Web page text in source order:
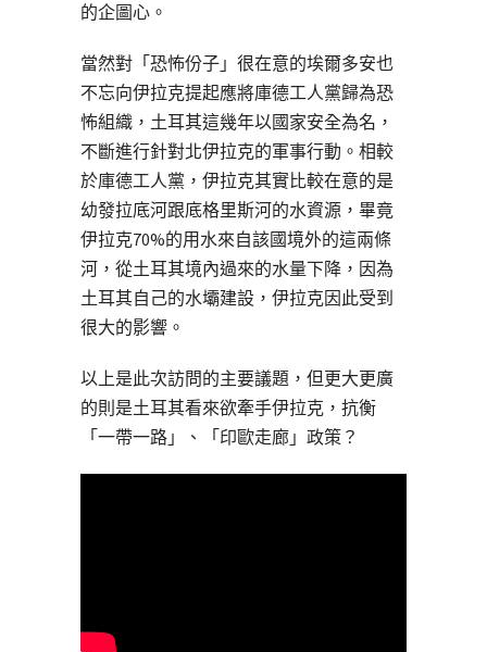
的企圖心。
當然對「恐怖份子」很在意的埃爾多安也
不忘向伊拉克提起應將庫德工人黨歸為恐
怖組織，土耳其這幾年以國家安全為名，
不斷進行針對北伊拉克的軍事行動。相較
於庫德工人黨，伊拉克其實比較在意的是
幼發拉底河跟底格里斯河的水資源，畢竟
伊拉克70%的用水來自該國境外的這兩條
河，從土耳其境內過來的水量下降，因為
土耳其自己的水壩建設，伊拉克因此受到
很大的影響。
以上是此次訪問的主要議題，但更大更廣
的則是土耳其看來欲牽手伊拉克，抗衡
「一帶一路」、「印歐走廊」政策？